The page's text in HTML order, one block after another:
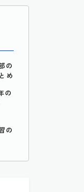
の
め
の
の